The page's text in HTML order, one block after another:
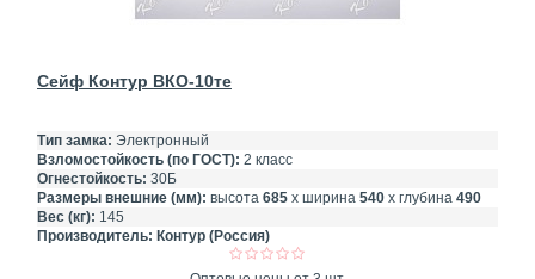
Сейф Контур ВКО-10те
Тип замка: Электронный
Взломостойкость (по ГОСТ): 2 класс
Огнестойкость: 30Б
Размеры внешние (мм): высота 685 х ширина 540 х глубина 490
Вес (кг): 145
Производитель: Контур (Россия)